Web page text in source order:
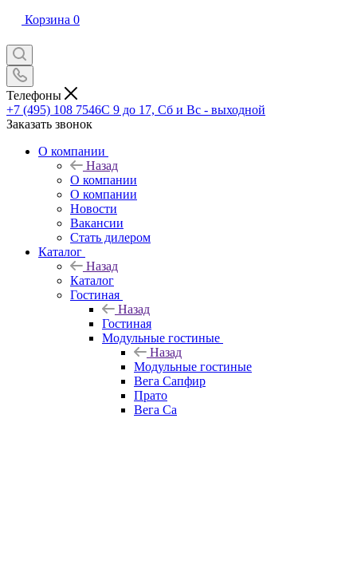
Корзина 0
Телефоны
+7 (495) 108 7546С 9 до 17, Сб и Вс - выходной
Заказать звонок
О компании
Назад
О компании
О компании
Новости
Вакансии
Стать дилером
Каталог
Назад
Каталог
Гостиная
Назад
Гостиная
Модульные гостиные
Назад
Модульные гостиные
Вега Сапфир
Прато
Вега Са